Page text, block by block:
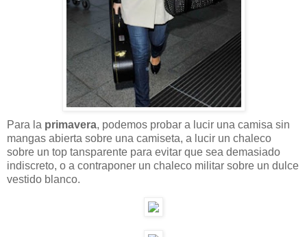
Para la primavera, podemos probar a lucir una camisa sin
mangas abierta sobre una camiseta, a lucir un chaleco
sobre un top tansparente para evitar que sea demasiado
indiscreto, o a contraponer un chaleco militar sobre un dulce
vestido blanco.